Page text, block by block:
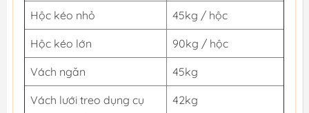
Hộc kéo nhỏ 45kg / hộc
Hộc kéo lớn 90kg / hộc
Vách ngăn 45kg
Vách lưới treo dụng cụ 42kg